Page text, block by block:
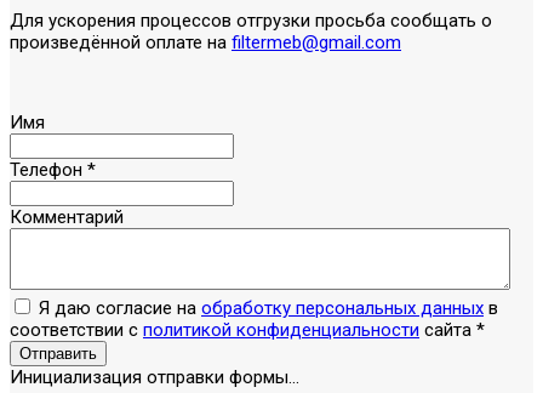
Для ускорения процессов отгрузки просьба сообщать о
произведённой оплате на filtermeb@gmail.com
Имя
Телефон *
Комментарий
Я даю согласие на обработку персональных данных в
соответствии с политикой конфиденциальности сайта *
Отправить
Инициализация отправки формы...